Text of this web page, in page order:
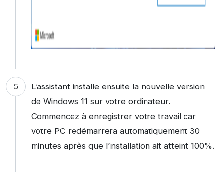
L’assistant installe ensuite la nouvelle version
de Windows 11 sur votre ordinateur.
Commencez à enregistrer votre travail car
votre PC redémarrera automatiquement 30
minutes après que l’installation ait atteint 100%.